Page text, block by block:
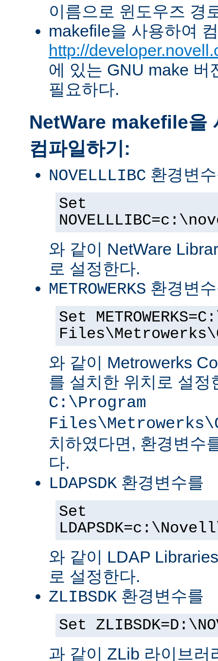
이름으로 윈도우즈 경
makefile을 사용하여
http://
에 있는 GNU make 버
필요하다.
NetWare makefile을
컴파일하기:
NOVELLLIBC 환경변
Set
와 같이 NetWare
로 설정한다.
METROWERKS 환경변
Set
와 같이 Metrowerks
를 설치한 위치로 설정
C:\Program
치하였다면, 환경변수
다.
LDAPSDK 환경변수를
Set
와 같이 LDAP
로 설정한다.
ZLIBSDK 환경변수를
Set
과 같이 ZLib 라이브러